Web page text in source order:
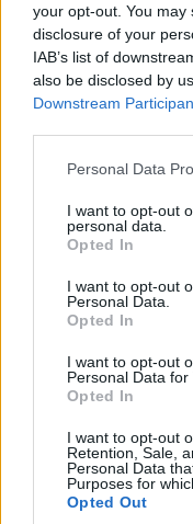
your opt-out. You
disclosure of your
IAB’s list of
also be disclosed by
Downstream
Please note that this
not limited to your
grant or deny
use your data for
consent section.
Personal Data
I want to opt-out
personal data.
Opted In
I want to opt-out
Personal Data.
Opted In
I want to opt-out
Personal Data for
Opted In
I want to opt-out
Retention, Sale,
Personal Data
Purposes for
Opted Out
Jövő év elején
kiadása
| 2025.10.02 18:01
Egyre biztosabbnak
frissített verziót kap a
Turistarohamot
Deliverance II